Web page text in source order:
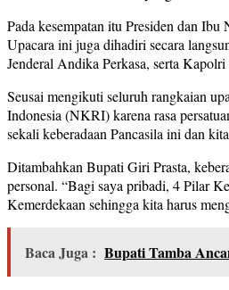
Pada kesempatan itu Presiden dan
Upacara ini juga dihadiri secara
Jenderal Andika Perkasa, serta
Seusai mengikuti seluruh rangkaian
Indonesia (NKRI) karena rasa
sekali keberadaan Pancasila ini dan
Ditambahkan Bupati Giri Prasta,
personal. “Bagi saya pribadi, 4 Pilar
Kemerdekaan sehingga kita harus
Baca Juga : Bupati Tamba